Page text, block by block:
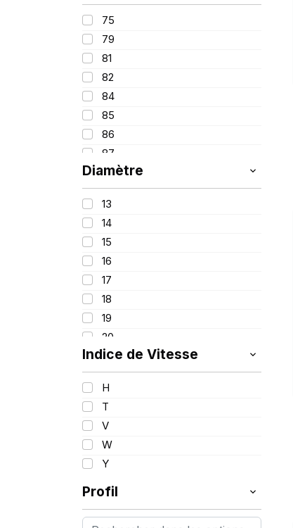
82
75
79
81
82
84
85
86
87
88
91
92
93
94
95
96
97
98
101
103
105
Diamètre
13
14
15
16
17
18
19
20
Indice de Vitesse
H
T
V
W
Y
Profil